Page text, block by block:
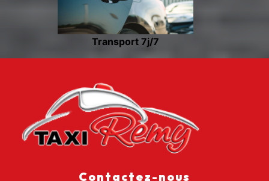
Transport 7j/7
Contactez-nous